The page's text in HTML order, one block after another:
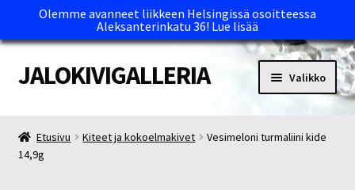
Olemme avanneet liikkeen Helsingissä osoitteessa
Aleksanterinkatu 36! Lue lisää
Siirry
navigointiin
Siirry
sisältöön
JALOKIVIGALLERIA Valikko
Kassa
Etusivu Kiteet ja kokoelmakivet
Vesimeloni turmaliini kide
14,9g